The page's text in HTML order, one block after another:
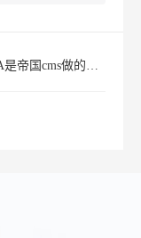
站外网站调用本站数据的方法，网站A是帝国cms做的网站B是xunruicms